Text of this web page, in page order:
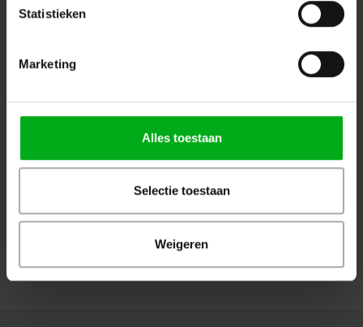
Statistieken
Marketing
Alles toestaan
Selectie toestaan
Weigeren
Neutrik | NAC3MPX-TOP-SB | powerCON TRUE1
7-14 werkdagen
Login voor prijzen